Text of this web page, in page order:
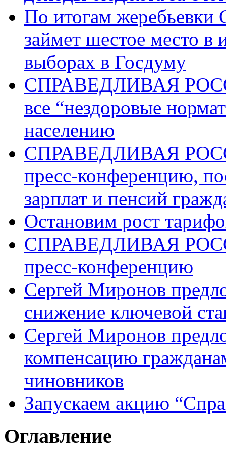
По итогам
займет шестое место в
выборах в Госдуму
СПРАВЕДЛИВАЯ
все “нездоровые
населению
СПРАВЕДЛИВАЯ
пресс-конференцию,
зарплат и пенсий
Остановим рост
СПРАВЕДЛИВАЯ
пресс-конференцию
Сергей Миронов
снижение ключевой
Сергей Миронов
компенсацию
чиновников
Запускаем акцию
Оглавление